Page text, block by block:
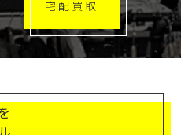
宅配買取